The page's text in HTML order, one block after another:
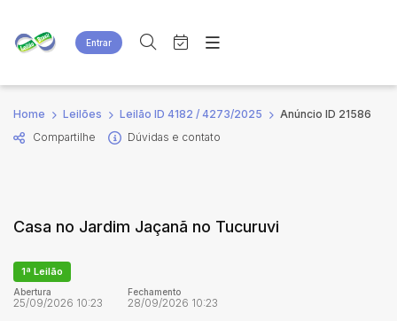
Entrar
Criar conta Entrar
Site
Agenda
Quem Somos
Busca por palavra-chave
Estados Cidade
Bairro
Quem Somos
Home Leilões Leilão ID 4182 / 4273/2025
Anúncio ID 21586
Compartilhe
Dúvidas e contato
Casa no Jardim Jaçanã no Tucuruvi
1ª Leilão
Abertura
25/09/2026 10:23
Fechamento
28/09/2026 10:23